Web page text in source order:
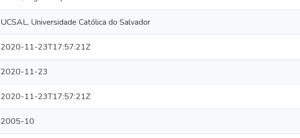
UCSAL, Universidade Católica do Salvador
2020-11-23T17:57:21Z
2020-11-23
2020-11-23T17:57:21Z
2005-10